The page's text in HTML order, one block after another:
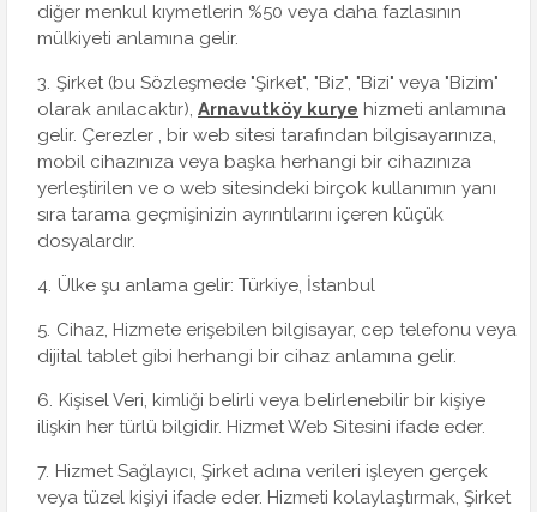
diğer menkul kıymetlerin %50 veya daha fazlasının
mülkiyeti anlamına gelir.
Şirket (bu Sözleşmede "Şirket", "Biz", "Bizi" veya "Bizim"
olarak anılacaktır), Arnavutköy kurye hizmeti anlamına
gelir. Çerezler , bir web sitesi tarafından bilgisayarınıza,
mobil cihazınıza veya başka herhangi bir cihazınıza
yerleştirilen ve o web sitesindeki birçok kullanımın yanı
sıra tarama geçmişinizin ayrıntılarını içeren küçük
dosyalardır.
Ülke şu anlama gelir: Türkiye, İstanbul
Cihaz, Hizmete erişebilen bilgisayar, cep telefonu veya
dijital tablet gibi herhangi bir cihaz anlamına gelir.
Kişisel Veri, kimliği belirli veya belirlenebilir bir kişiye
ilişkin her türlü bilgidir. Hizmet Web Sitesini ifade eder.
Hizmet Sağlayıcı, Şirket adına verileri işleyen gerçek
veya tüzel kişiyi ifade eder. Hizmeti kolaylaştırmak, Şirket